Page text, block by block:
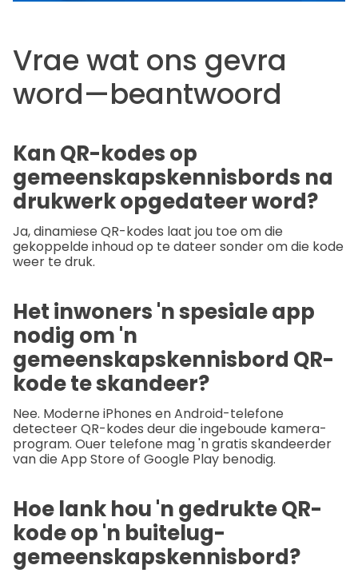
Vrae wat ons gevra
word—beantwoord
Kan QR-kodes op
gemeenskapskennisbords na
drukwerk opgedateer word?
Ja, dinamiese QR-kodes laat jou toe om die
gekoppelde inhoud op te dateer sonder om die kode
weer te druk.
Het inwoners 'n spesiale app
nodig om 'n
gemeenskapskennisbord QR-
kode te skandeer?
Nee. Moderne iPhones en Android-telefone
detecteer QR-kodes deur die ingeboude kamera-
program. Ouer telefone mag 'n gratis skandeerder
van die App Store of Google Play benodig.
Hoe lank hou 'n gedrukte QR-
kode op 'n buitelug-
gemeenskapskennisbord?